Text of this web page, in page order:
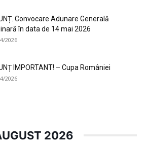
Convocare Adunare Generală
în data de 14 mai 2026
2026
IMPORTANT! – Cupa României
2026
2026